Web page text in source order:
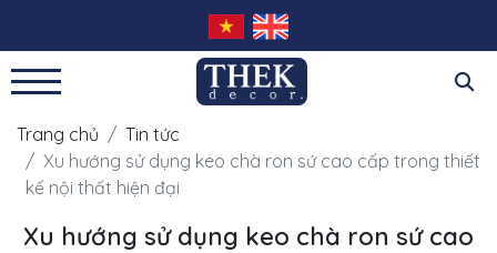
Trang chủ
Tin tức
Xu hướng sử dụng keo chà ron sứ cao cấp trong thiết
kế nội thất hiện đại
Xu hướng sử dụng keo chà ron sứ cao